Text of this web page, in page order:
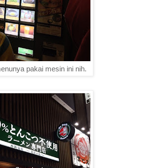
pakai mesin ini nih.